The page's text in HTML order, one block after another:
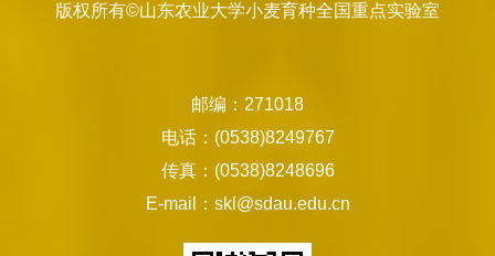
版权所有©山东农业大学小麦育种全国重点实验室
邮编：271018
电话：(0538)8249767
传真：(0538)8248696
E-mail：skl@sdau.edu.cn